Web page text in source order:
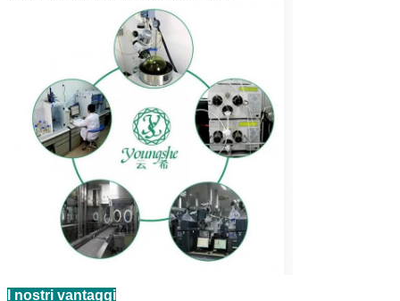
I nostri vantaggi